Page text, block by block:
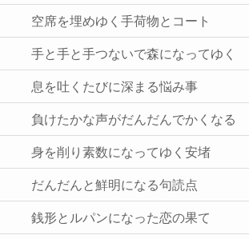
空席を埋めゆく手荷物とコート
手と手と手つないで森になってゆく
息を吐くたびに深まる悩み事
負けたかな声がだんだんでかくなる
身を削り素数になってゆく安堵
だんだんと鮮明になる句読点
銭形とルパンになった恋の果て